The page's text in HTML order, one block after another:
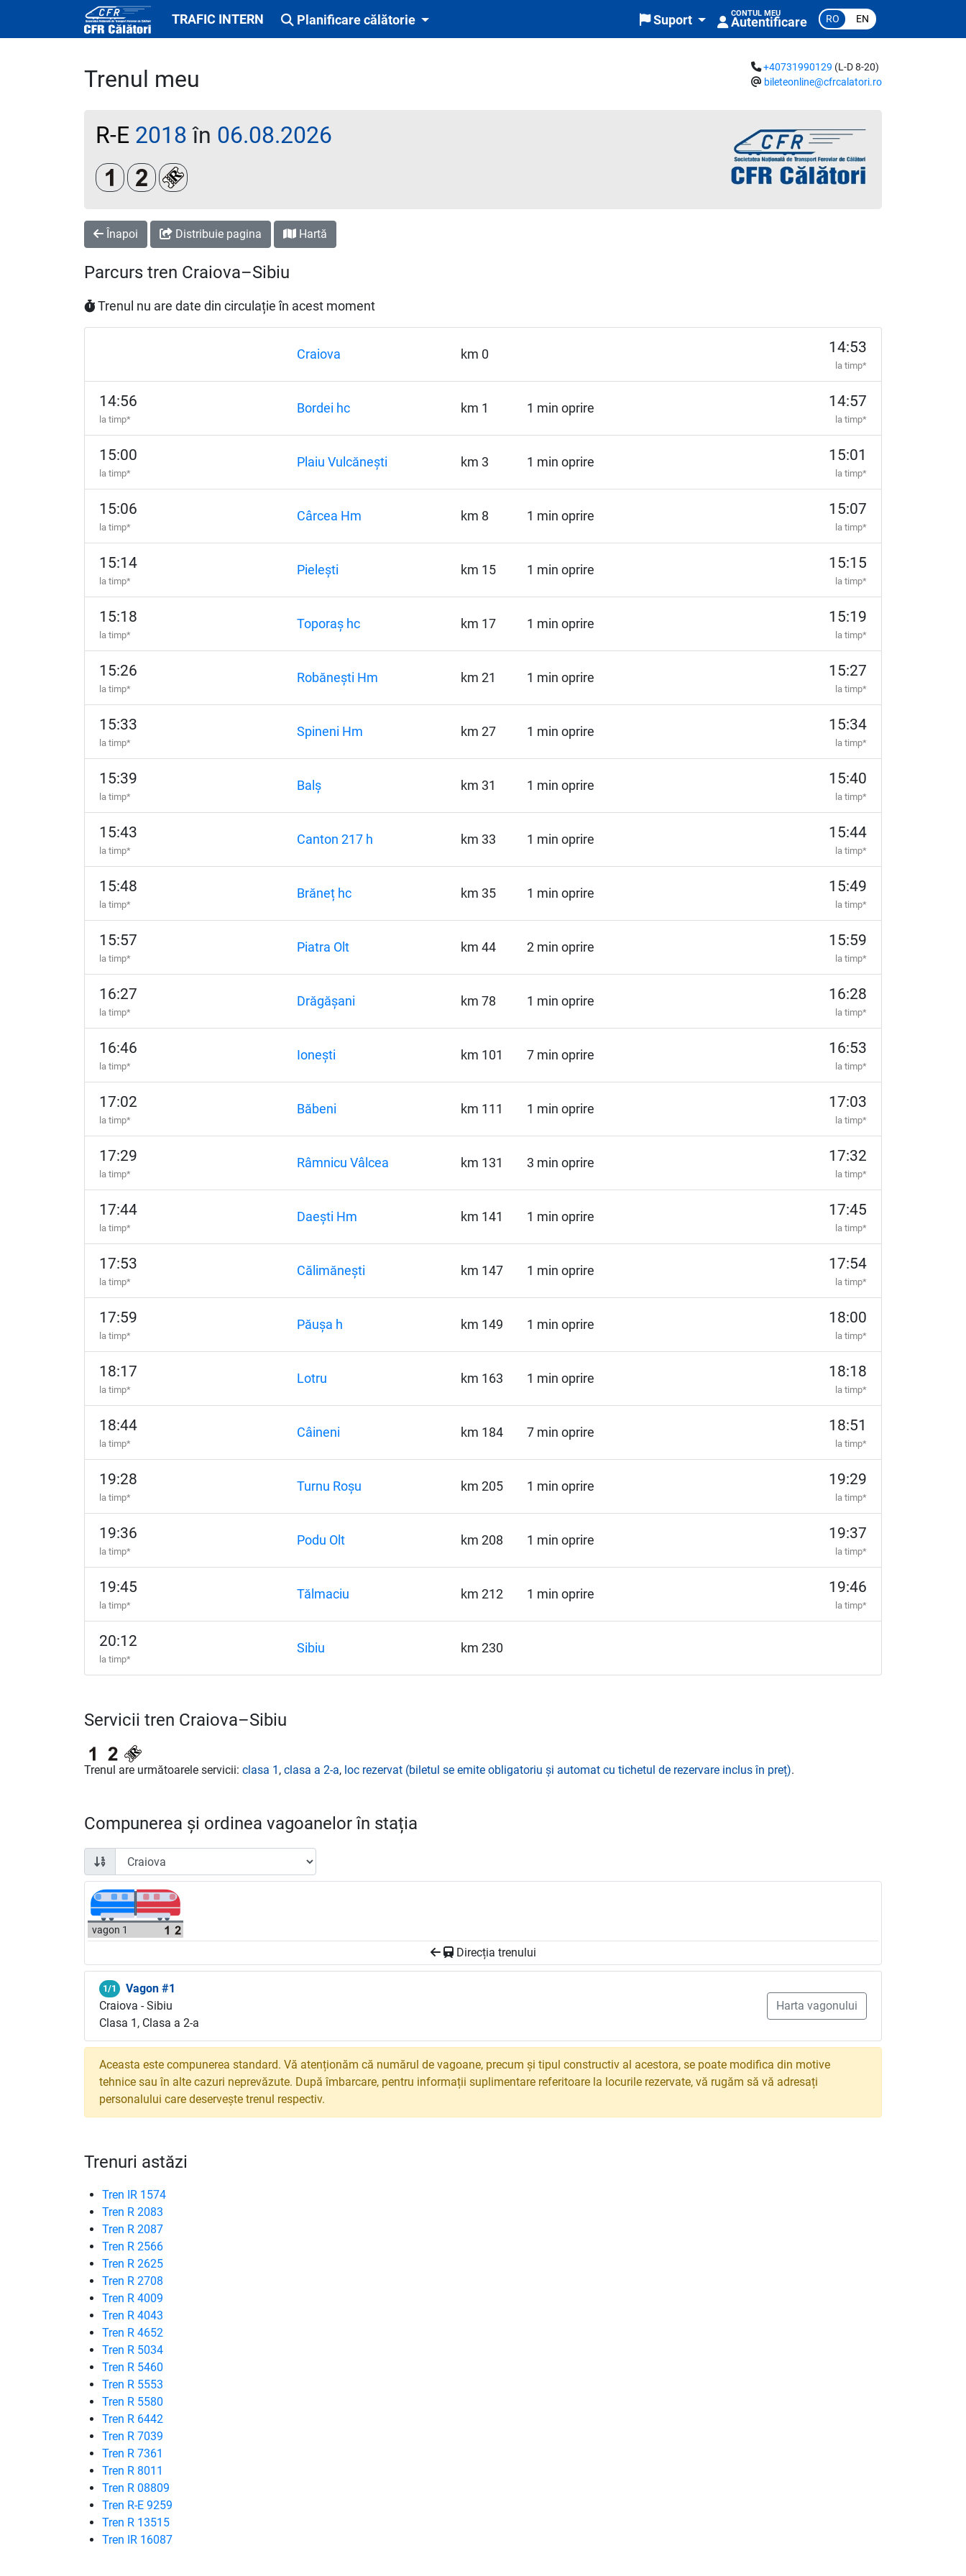
TRAFIC INTERN Planificare călătorie Suport CONTUL MEU
Autentificare RO EN
Trenul meu +40731990129 (L-D 8-20)
bileteonline@cfrcalatori.ro
R-E 2018 în 06.08.2026
Clasa 1Clasa a 2-aLoc rezervat (biletul se emite obligatoriu și automat cu tichetul de rezervare inclus în preț)
Înapoi Distribuie pagina Hartă
Parcurs tren Craiova–Sibiu
Trenul nu are date din circulație în acest moment
Craiova km 0 14:53
la timp*
14:56
la timp*
Bordei hc km 1 1 min oprire 14:57
la timp*
15:00
la timp*
Plaiu Vulcănești km 3 1 min oprire 15:01
la timp*
15:06
la timp*
Cârcea Hm km 8 1 min oprire 15:07
la timp*
15:14
la timp*
Pielești km 15 1 min oprire 15:15
la timp*
15:18
la timp*
Toporaș hc km 17 1 min oprire 15:19
la timp*
15:26
la timp*
Robănești Hm km 21 1 min oprire 15:27
la timp*
15:33
la timp*
Spineni Hm km 27 1 min oprire 15:34
la timp*
15:39
la timp*
Balș km 31 1 min oprire 15:40
la timp*
15:43
la timp*
Canton 217 h km 33 1 min oprire 15:44
la timp*
15:48
la timp*
Brăneț hc km 35 1 min oprire 15:49
la timp*
15:57
la timp*
Piatra Olt km 44 2 min oprire 15:59
la timp*
16:27
la timp*
Drăgășani km 78 1 min oprire 16:28
la timp*
16:46
la timp*
Ionești km 101 7 min oprire 16:53
la timp*
17:02
la timp*
Băbeni km 111 1 min oprire 17:03
la timp*
17:29
la timp*
Râmnicu Vâlcea km 131 3 min oprire 17:32
la timp*
17:44
la timp*
Daești Hm km 141 1 min oprire 17:45
la timp*
17:53
la timp*
Călimănești km 147 1 min oprire 17:54
la timp*
17:59
la timp*
Păușa h km 149 1 min oprire 18:00
la timp*
18:17
la timp*
Lotru km 163 1 min oprire 18:18
la timp*
18:44
la timp*
Câineni km 184 7 min oprire 18:51
la timp*
19:28
la timp*
Turnu Roșu km 205 1 min oprire 19:29
la timp*
19:36
la timp*
Podu Olt km 208 1 min oprire 19:37
la timp*
19:45
la timp*
Tălmaciu km 212 1 min oprire 19:46
la timp*
20:12
la timp*
Sibiu km 230
Servicii tren Craiova–Sibiu
Trenul are următoarele servicii: clasa 1 , clasa a 2-a, loc rezervat (biletul se emite obligatoriu și automat cu tichetul de rezervare inclus în preț).
Compunerea și ordinea vagoanelor în stația
vagon 1
Direcția trenului
1/1
Vagon #1
Craiova - Sibiu
Clasa 1, Clasa a 2-a
Harta vagonului
Aceasta este compunerea standard. Vă atenționăm că numărul de vagoane, precum și tipul constructiv al acestora, se poate modifica din motive
tehnice sau în alte cazuri neprevăzute. După îmbarcare, pentru informații suplimentare referitoare la locurile rezervate, vă rugăm să vă adresați
personalului care deservește trenul respectiv.
Trenuri astăzi
Tren IR 1574
Tren R 2083
Tren R 2087
Tren R 2566
Tren R 2625
Tren R 2708
Tren R 4009
Tren R 4043
Tren R 4652
Tren R 5034
Tren R 5460
Tren R 5553
Tren R 5580
Tren R 6442
Tren R 7039
Tren R 7361
Tren R 8011
Tren R 08809
Tren R-E 9259
Tren R 13515
Tren IR 16087